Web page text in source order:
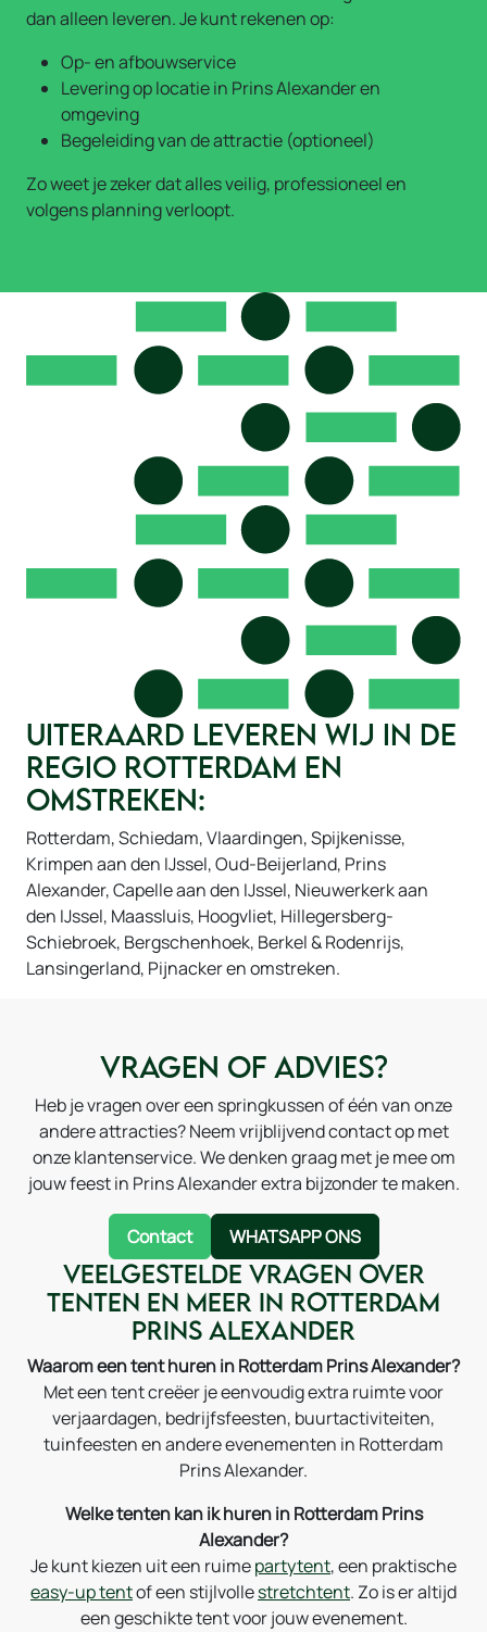
dan alleen leveren. Je kunt rekenen op:
Op- en afbouwservice
Levering op locatie in Prins Alexander en
omgeving
Begeleiding van de attractie (optioneel)
Zo weet je zeker dat alles veilig, professioneel en
volgens planning verloopt.
Uiteraard leveren wij in de
regio Rotterdam en
omstreken:
Rotterdam, Schiedam, Vlaardingen, Spijkenisse,
Krimpen aan den IJssel, Oud-Beijerland, Prins
Alexander, Capelle aan den IJssel, Nieuwerkerk aan
den IJssel, Maassluis, Hoogvliet, Hillegersberg-
Schiebroek, Bergschenhoek, Berkel & Rodenrijs,
Lansingerland, Pijnacker en omstreken.
Vragen of advies?
Heb je vragen over een springkussen of één van onze
andere attracties? Neem vrijblijvend contact op met
onze klantenservice. We denken graag met je mee om
jouw feest in Prins Alexander extra bijzonder te maken.
Contact WHATSAPP ONS
Veelgestelde vragen over
tenten en meer in Rotterdam
Prins Alexander
Waarom een tent huren in Rotterdam Prins Alexander?
Met een tent creëer je eenvoudig extra ruimte voor
verjaardagen, bedrijfsfeesten, buurtactiviteiten,
tuinfeesten en andere evenementen in Rotterdam
Prins Alexander.
Welke tenten kan ik huren in Rotterdam Prins
Alexander?
Je kunt kiezen uit een ruimepartytent, een praktische
easy-up tentof een stijlvollestretchtent. Zo is er altijd
een geschikte tent voor jouw evenement.